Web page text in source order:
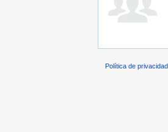
Política de privacidad